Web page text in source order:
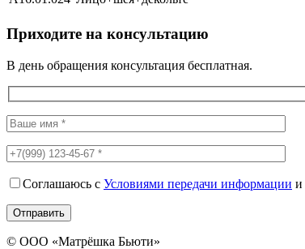
Приходите на консультацию
В день обращения консультация бесплатная.
Соглашаюсь с Условиями передачи информации и
Отправить
© ООО «Матрёшка Бьюти»